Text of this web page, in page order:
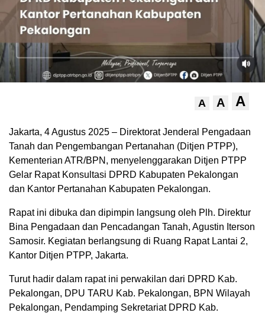
A A A
Jakarta, 4 Agustus 2025 – Direktorat Jenderal Pengadaan
Tanah dan Pengembangan Pertanahan (Ditjen PTPP),
Kementerian ATR/BPN, menyelenggarakan Ditjen PTPP
Gelar Rapat Konsultasi DPRD Kabupaten Pekalongan
dan Kantor Pertanahan Kabupaten Pekalongan.
Rapat ini dibuka dan dipimpin langsung oleh Plh. Direktur
Bina Pengadaan dan Pencadangan Tanah, Agustin Iterson
Samosir. Kegiatan berlangsung di Ruang Rapat Lantai 2,
Kantor Ditjen PTPP, Jakarta.
Turut hadir dalam rapat ini perwakilan dari DPRD Kab.
Pekalongan, DPU TARU Kab. Pekalongan, BPN Wilayah
Pekalongan, Pendamping Sekretariat DPRD Kab.